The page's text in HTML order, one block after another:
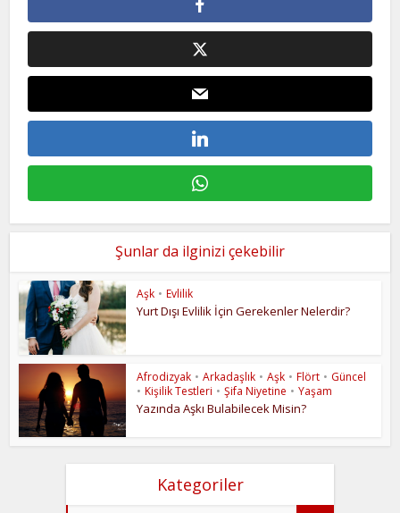
Şunlar da ilginizi çekebilir
Aşk • Evlilik
Yurt Dışı Evlilik İçin Gerekenler Nelerdir?
Afrodizyak • Arkadaşlık • Aşk • Flört • Güncel
• Kişilik Testleri • Şifa Niyetine • Yaşam
Yazında Aşkı Bulabilecek Misin?
Kategoriler